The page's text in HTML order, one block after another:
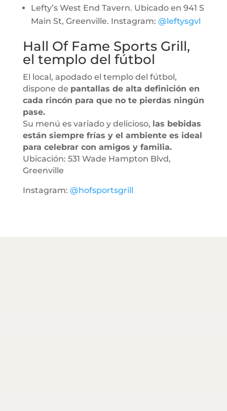
Lefty’s West End Tavern. Ubicado en 941 S
Main St, Greenville. Instagram: @leftysgvl
Hall Of Fame Sports Grill,
el templo del fútbol
El local, apodado el templo del fútbol,
dispone de pantallas de alta definición en
cada rincón para que no te pierdas ningún
pase.
Su menú es variado y delicioso, las bebidas
están siempre frías y el ambiente es ideal
para celebrar con amigos y familia.
Ubicación: 531 Wade Hampton Blvd,
Greenville
Instagram: @hofsportsgrill